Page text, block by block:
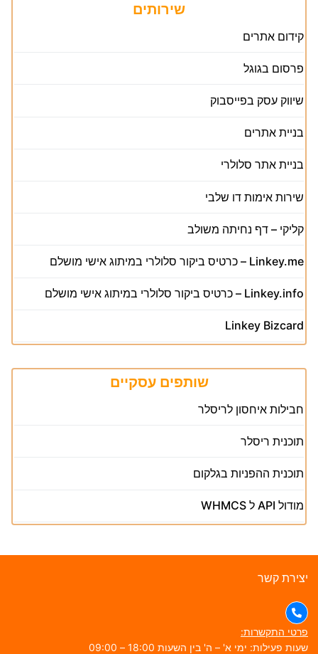
שירותים
קידום אתרים
פרסום בגוגל
שיווק עסק בפייסבוק
בניית אתרים
בניית אתר סלולרי
שירות אימות דו שלבי
קליקי – דף נחיתה משולב
Linkey.me – כרטיס ביקור סלולרי במיתוג אישי מושלם
Linkey.info – כרטיס ביקור סלולרי במיתוג אישי מושלם
Linkey Bizcard
שותפים עסקיים
חבילות איחסון לריסלר
תוכנית ריסלר
תוכנית ההפניות בגלקום
מודול API ל WHMCS
קשר
התקשרות:
פעילות: ימי א' – ה' בין השעות 18:00 – 09:00